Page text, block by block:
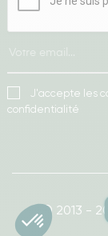
J'accepte les
confidentialité
© 2013 -